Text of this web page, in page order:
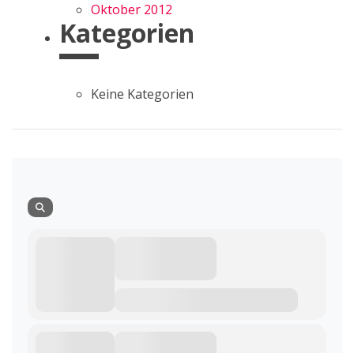
Oktober 2012
Kategorien
Keine Kategorien